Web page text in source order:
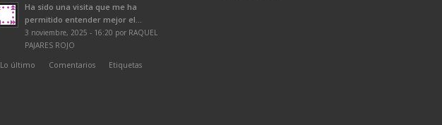
Ha sido una visita que me ha
permitido entender mejor el...
3 noviembre, 2025 - 16:20 por RAQUEL
PAJARES ROJO
Lo último
Comentarios Etiquetas